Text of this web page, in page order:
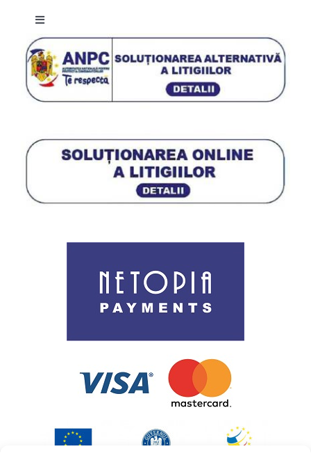
Toggle
Navigation
Termeni si conditii de utilizare a serviciilor
Termeni si conditii de utilizare a site-ului
Procedura de utilizare a datelor personale
Politica de utilizare cookies